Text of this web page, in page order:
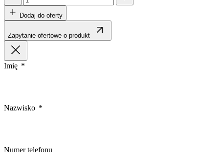
Dodaj do oferty
Zapytanie ofertowe o produkt
Imię
Nazwisko
Numer telefonu